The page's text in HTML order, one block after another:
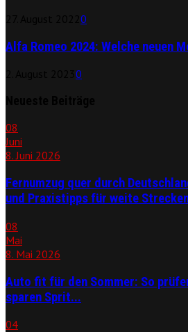
0
Alfa Romeo 2024: Welche neuen
0
08
Juni
8. Juni 2026
Fernumzug quer durch
und Praxistipps für weite
08
Mai
8. Mai 2026
Auto fit für den Sommer: So
sparen Sprit...
04